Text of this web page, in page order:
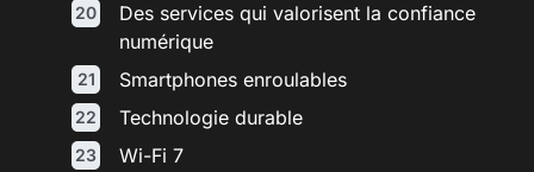
Des services qui valorisent la confiance
numérique
Smartphones enroulables
Technologie durable
Wi-Fi 7